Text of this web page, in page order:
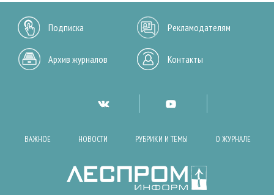
Подписка Рекламодателям
Архив журналов Контакты
ВАЖНОЕ НОВОСТИ РУБРИКИ И ТЕМЫ О ЖУРНАЛЕ